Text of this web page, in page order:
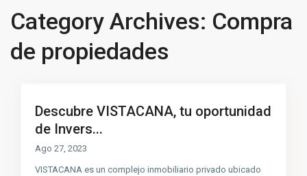
Category Archives: Compra
de propiedades
Descubre VISTACANA, tu oportunidad
de Invers...
Ago 27, 2023
VISTACANA es un complejo inmobiliario privado ubicado